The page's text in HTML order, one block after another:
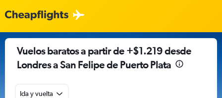
Vuelos baratos a partir de +$1.219 desde
Londres a San Felipe de Puerto Plata
Ida y vuelta